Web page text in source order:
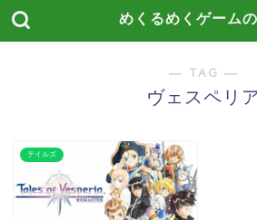
めくるめくゲーム
― TAG ―
ヴェスペリ
テイルズ